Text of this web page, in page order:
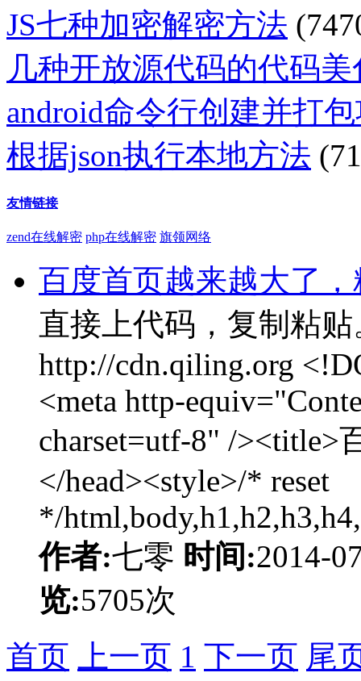
JS七种加密解密方法
几种开放源代码的代码
android命令行创建并打
根据json执行本地方法
友情链接
zend在线解密 php在线解密 旗领网络
百度首页越来越大了
直接上代码，复制粘
http://cdn.qiling.org
<meta http-
charset=utf-8" /
</head><style>/* reset
*/
作者:七零 时间:2014-
览:5705次
首页
上一页 1 下一页 尾